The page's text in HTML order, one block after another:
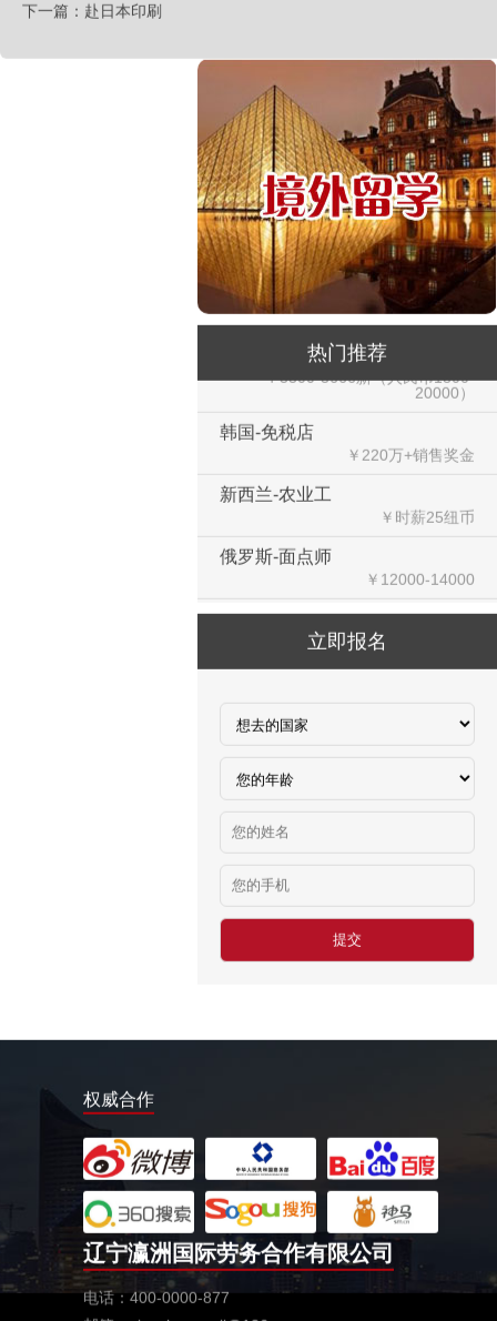
下一篇：赴日本印刷
热门推荐
荷兰-铁板烧厨师
￥月薪2100欧元
新西兰-按摩师
￥200纽币/天+提成
荷兰-中餐厨师
￥税后月薪2100欧
韩国-烤鸭师傅
￥260-350万韩币
新加坡-火锅店店长
￥3300-3666新（人民币1800-
￥8000起-9000
俄罗斯-混凝土工
俄罗斯-瓷砖工
￥500元/天
俄罗斯-钢筋工
俄罗斯-食堂厨师
德国食品厂
￥税工后‬资是2500欧/月
西班牙剔骨工
新西兰-面点师
￥27-30纽币/小时
日本-金属分解
￥20万日元/月
日本-盒饭制做
立即报名
权威合作
辽宁瀛洲国际劳务合作有限公司
电话：400-0000-877